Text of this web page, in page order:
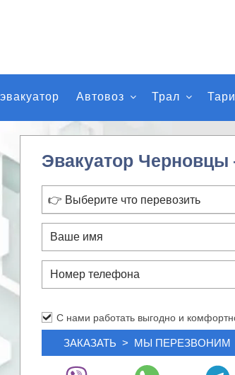
Автовоз Трал
Эвакуатор
👉 Выберите что перевозить
С нами работать выгодно и